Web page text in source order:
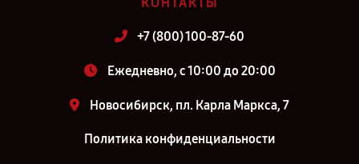
КОНТАКТЫ
+7 (800) 100-87-60
Ежедневно, с 10:00 до 20:00
Новосибирск, пл. Карла Маркса, 7
Политика конфиденциальности